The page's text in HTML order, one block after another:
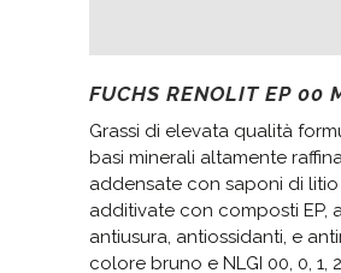
FUCHS RENOLIT EP 00
Grassi di elevata qualità
basi minerali altamente
addensate con saponi di
additivate con composti EP,
antiusura, antiossidanti, e
colore bruno e NLGI 00, 0, 1,